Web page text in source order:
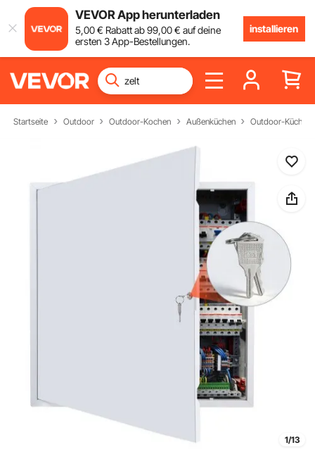
VEVOR App herunterladen
5,00€ Rabatt ab99,00€ auf deine
ersten 3 App-Bestellungen.
installieren
Startseite Outdoor Outdoor-Kochen Außenküchen Outdoor-
1/13